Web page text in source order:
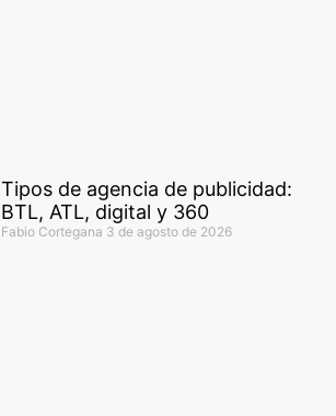
Tipos de agencia de publicidad:
BTL, ATL, digital y 360
Fabio Cortegana 3 de agosto de 2026